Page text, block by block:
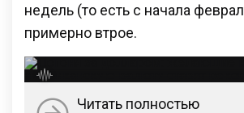
недель (то есть с начала
примерно втрое.
Читать полностью